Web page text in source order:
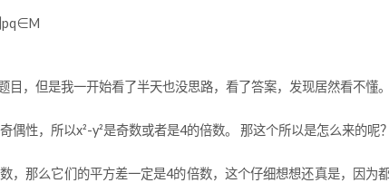
pq∈M
目，但是我一开始看了半天也没思路，看了答案，发现居然看不懂。
偶性，所以x²-y²是奇数或者是4的倍数。 那这个所以是怎么来的呢？
，那么它们的平方差一定是4的倍数，这个仔细想想还真是，因为